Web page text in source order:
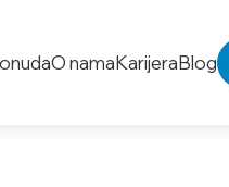
O namaKarijeraBlog